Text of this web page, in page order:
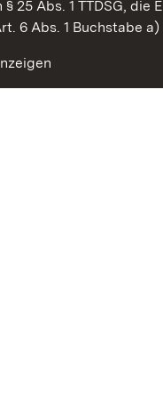
25 Abs. 1 TTDSG, die
6 Abs. 1 Buchstabe a)